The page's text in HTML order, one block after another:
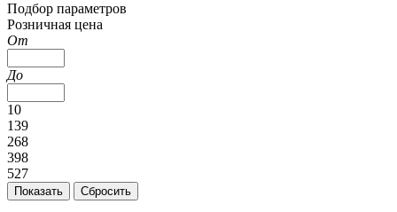
Подбор параметров
Розничная цена
От
До
10
139
268
398
527